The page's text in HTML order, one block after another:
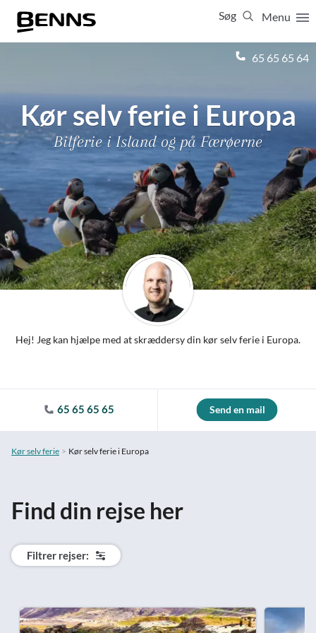
Menu
Søg
65 65 65 64
Kør selv ferie i Europa
Bilferie i Island og på Færøerne
Hej! Jeg kan hjælpe med at skræddersy din kør selv ferie i Europa.
65 65 65 65 Send en mail
Kør selv ferie Kør selv ferie i Europa
Find din rejse her
Filtrer rejser:
Luk
Vis resultater for: Alle
Ferierejser
Firma- og temarejser
Studierejser